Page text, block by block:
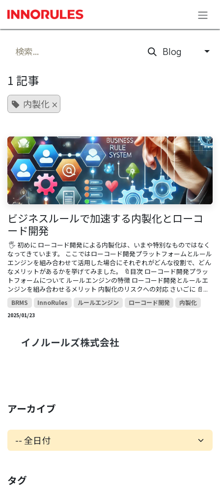
Blog
1 記事
内製化 ×
ビジネスルールで加速する内製化とローコ
ード開発
​ 🖐️ 初めに ローコード開発による内製化は、いまや特別なものではなく
なってきています。 ここではローコード開発プラットフォームとルール
エンジンを組み合わせて活用した場合にそれぞれがどんな役割で、どん
なメリットがあるかを挙げてみました。 🔖目次 ローコード開発プラッ
トフォームについて ルールエンジンの特徴 ローコード開発とルールエ
ンジンを組み合わせるメリット 内製化のリスクへの対応 さいごに 📄...
BRMS InnoRules ルールエンジン ローコード開発 内製化
2025/01/23
イノルー​ルズ株式会社
アーカイブ
タグ